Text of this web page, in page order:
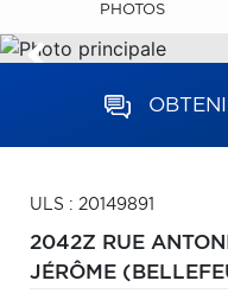
PHOTOS
ULS : 20149891
2042Z RUE
JÉRÔME